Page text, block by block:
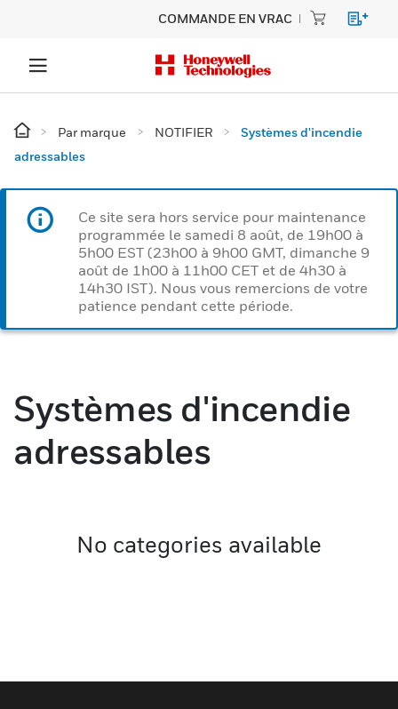
COMMANDE EN VRAC
Par marque NOTIFIER
Systèmes d'incendie
adressables
Ce site sera hors service pour maintenance
programmée le samedi 8 août, de 19h00 à
5h00 EST (23h00 à 9h00 GMT, dimanche 9
août de 1h00 à 11h00 CET et de 4h30 à
14h30 IST). Nous vous remercions de votre
patience pendant cette période.
Systèmes d'incendie
adressables
No categories available